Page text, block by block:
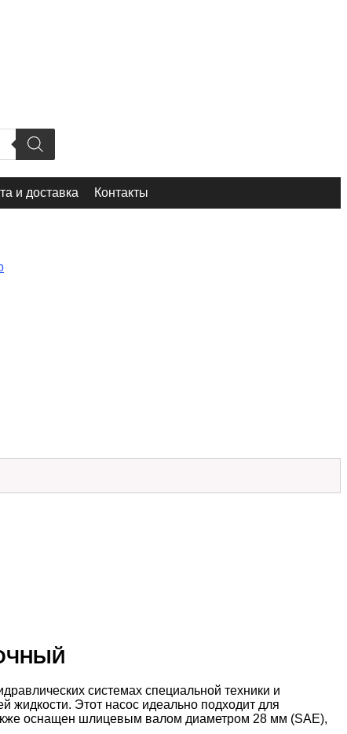
и доставка
Контакты
системах специальной техники и
жидкости. Этот насос идеально подходит для
оснащен шлицевым валом диаметром 28 мм (SAE),